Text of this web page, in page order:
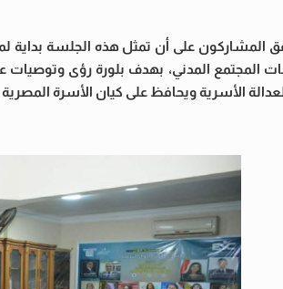
المشاركون على أن تمثل هذه الجلسة بداية
المدني، بهدف بلورة رؤى وتوصيات
الأسرية ويحافظ على كيان الأسرة المصرية